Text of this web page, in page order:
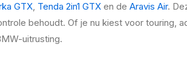
GTX, Tenda 2in1 GTXen de Aravis Air.
behoudt. Of je nu kiest voor
uitrusting.